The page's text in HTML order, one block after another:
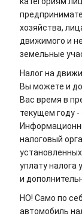
хозяйства,
движимого и
земельные
Налог на
Вы можете и
Вас время в
текущем году -
налоговый
уплату налога
и
НО! Само по
автомобиль